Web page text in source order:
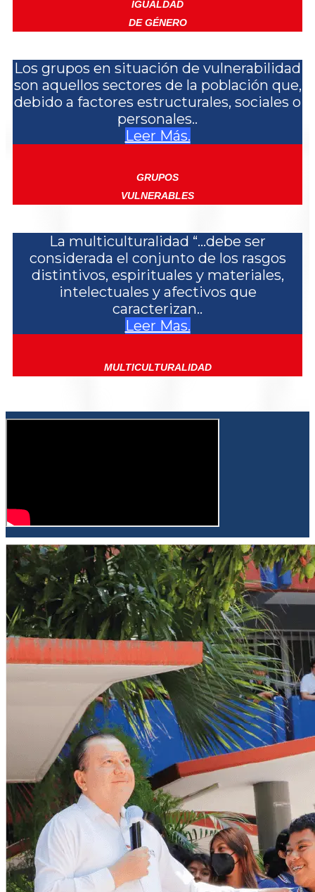
IGUALDAD
DE GÉNERO
Los grupos en situación de vulnerabilidad
son aquellos sectores de la población que,
debido a factores estructurales, sociales o
personales..
Leer Más.
GRUPOS
VULNERABLES
La multiculturalidad “...debe ser
considerada el conjunto de los rasgos
distintivos, espirituales y materiales,
intelectuales y afectivos que
caracterizan..
Leer Mas.
MULTICULTURALIDAD